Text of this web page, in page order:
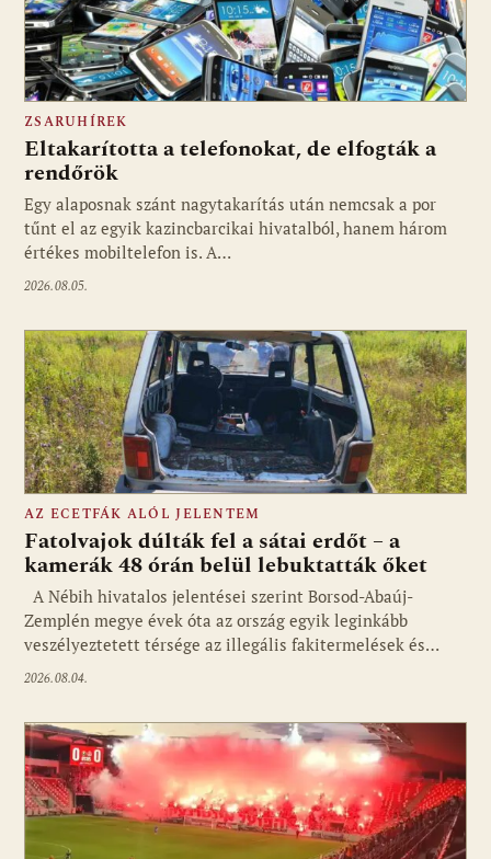
ZSARUHÍREK
Eltakarította a telefonokat, de elfogták a
rendőrök
Egy alaposnak szánt nagytakarítás után nemcsak a por
tűnt el az egyik kazincbarcikai hivatalból, hanem három
értékes mobiltelefon is. A…
2026.08.05.
AZ ECETFÁK ALÓL JELENTEM
Fatolvajok dúlták fel a sátai erdőt – a
kamerák 48 órán belül lebuktatták őket
A Nébih hivatalos jelentései szerint Borsod-Abaúj-
Zemplén megye évek óta az ország egyik leginkább
veszélyeztetett térsége az illegális fakitermelések és…
2026.08.04.